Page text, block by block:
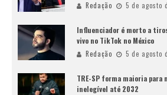
Redação 5 de agosto
Influenciador é morto a
vivo no TikTok no México
Redação 5 de agosto
TRE-SP forma maioria para
inelegível até 2032